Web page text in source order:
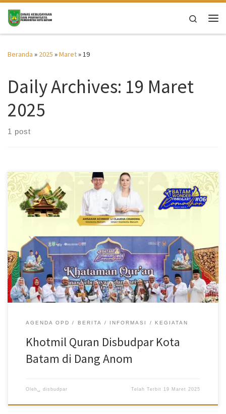
Skip to content
Search
Beranda » 2025 »Maret»19
Daily Archives: 19 Maret
2025
1 post
AGENDA OPD BERITA INFORMASI KEGIATAN
Khotmil Quran Disbudpar Kota
Batam di Dang Anom
Oleh␣ disbudpar Telah Terbit 19 Maret 2025